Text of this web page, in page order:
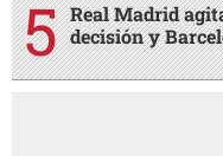
Real Madrid
decisión y